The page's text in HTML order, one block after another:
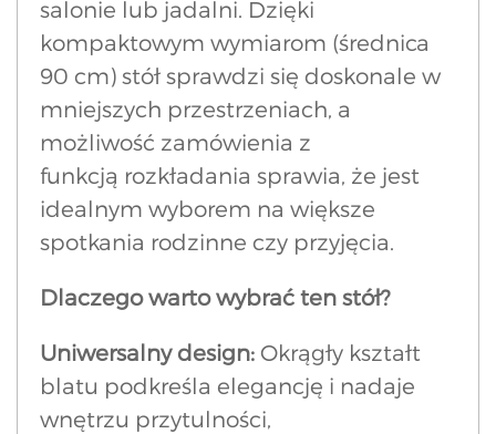
salonie lub jadalni. Dzięki
kompaktowym wymiarom (średnica
90 cm) stół sprawdzi się doskonale w
mniejszych przestrzeniach, a
możliwość zamówienia z
funkcją rozkładania sprawia, że jest
idealnym wyborem na większe
spotkania rodzinne czy przyjęcia.
Dlaczego warto wybrać ten stół?
Uniwersalny design: Okrągły kształt
blatu podkreśla elegancję i nadaje
wnętrzu przytulności,